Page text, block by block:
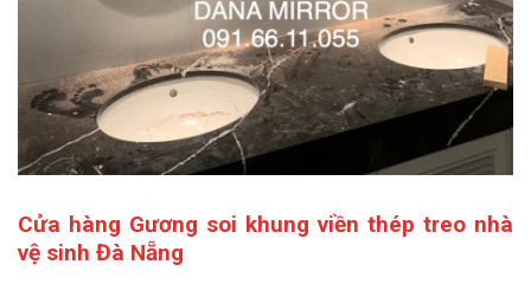
Cửa hàng Gương soi khung viền thép treo nhà
vệ sinh Đà Nẵng